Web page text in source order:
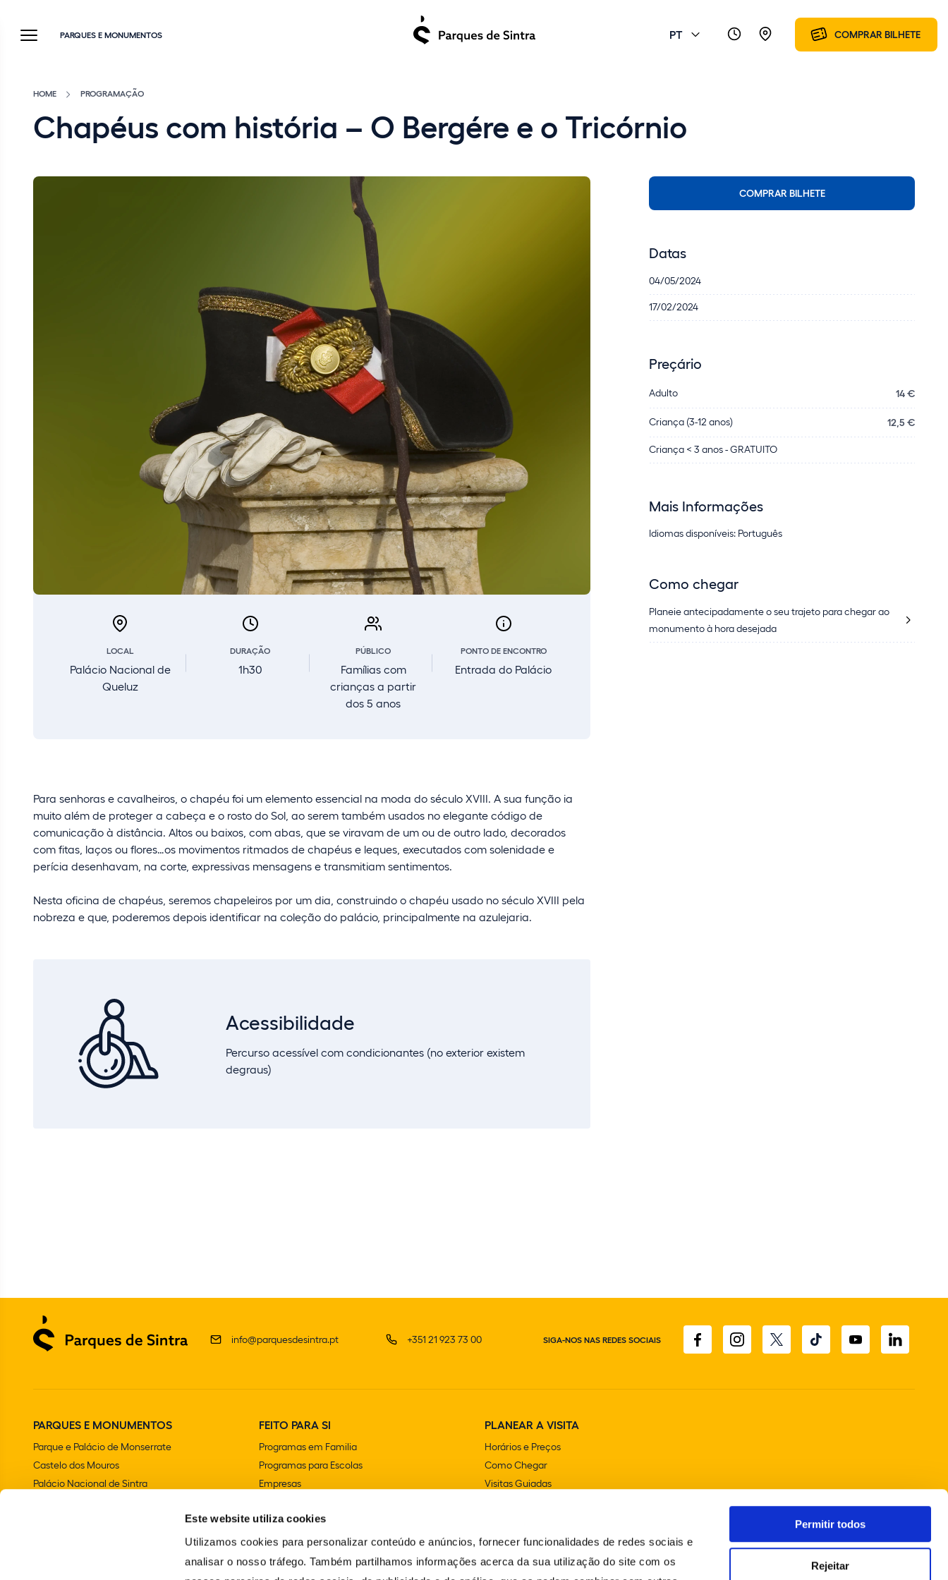
Este website utiliza cookies
Utilizamos cookies para personalizar conteúdo e anúncios, fornecer funcionalidades de redes sociais e
analisar o nosso tráfego. Também partilhamos informações acerca da sua utilização do site com os
Permitir todos
Rejeitar
PARQUES E MONUMENTOS PT COMPRAR BILHETE
HOME PROGRAMAÇÃO
Chapéus com história – O Bergére e o Tricórnio
LOCAL
Palácio Nacional de
Queluz
DURAÇÃO
1h30
PÚBLICO
Famílias com
crianças a partir
dos 5 anos
PONTO DE ENCONTRO
Entrada do Palácio
Para senhoras e cavalheiros, o chapéu foi um elemento essencial na moda do século XVIII. A sua função ia
muito além de proteger a cabeça e o rosto do Sol, ao serem também usados no elegante código de
comunicação à distância. Altos ou baixos, com abas, que se viravam de um ou de outro lado, decorados
com fitas, laços ou flores…os movimentos ritmados de chapéus e leques, executados com solenidade e
perícia desenhavam, na corte, expressivas mensagens e transmitiam sentimentos.
Nesta oficina de chapéus, seremos chapeleiros por um dia, construindo o chapéu usado no século XVIII pela
nobreza e que, poderemos depois identificar na coleção do palácio, principalmente na azulejaria.
Acessibilidade
Percurso acessível com condicionantes (no exterior existem
degraus)
COMPRAR BILHETE
Datas
04/05/2024
17/02/2024
Preçário
Adulto 14 €
Criança (3-12 anos) 12,5 €
Criança < 3 anos - GRATUITO
Mais Informações
Idiomas disponíveis: Português
Como chegar
Planeie antecipadamente o seu trajeto para chegar ao
monumento à hora desejada
info@parquesdesintra.pt +351 21 923 73 00 SIGA-NOS NAS REDES SOCIAIS
PARQUES E MONUMENTOS
Parque e Palácio de Monserrate
Castelo dos Mouros
Palácio Nacional de Sintra
Chalet e Jardim da Condessa d'Edla
FEITO PARA SI
Programas em Familia
Programas para Escolas
Empresas
PLANEAR A VISITA
Horários e Preços
Como Chegar
Visitas Guiadas
Acessibilidade